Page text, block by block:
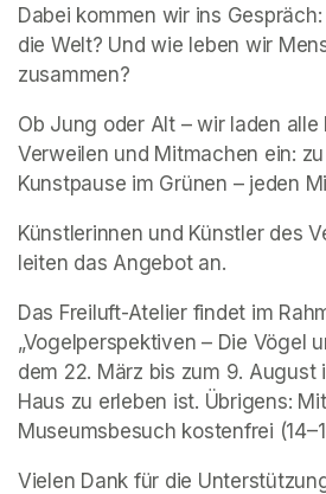
Dabei kommen wir ins
die Welt? Und wie leben wir
zusammen?
Ob Jung oder Alt – wir laden
Verweilen und Mitmachen ein:
Kunstpause im Grünen – jeden
Künstlerinnen und Künstler des
leiten das Angebot an.
Das Freiluft-Atelier findet im
„Vogelperspektiven – Die Vögel
dem 22. März bis zum 9. August
Haus zu erleben ist. Übrigens:
Museumsbesuch kostenfrei
Vielen Dank für die